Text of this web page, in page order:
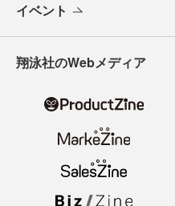
イベント
翔泳社のWebメディア